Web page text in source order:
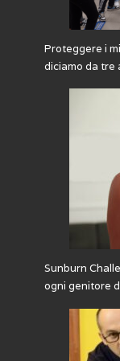
Proteggere i
diciamo da tre
Sunburn
ogni genitore